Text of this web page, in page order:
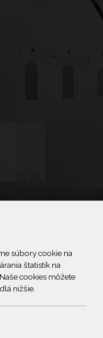
súbory cookie na
štatistík na
cookies môžete
nižšie.
práva vyhradené.